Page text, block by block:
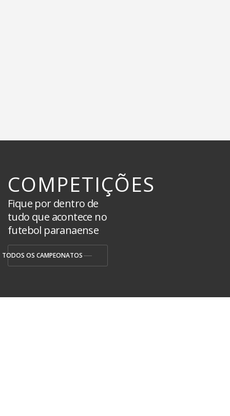
COMPETIÇÕES
Fique por dentro de
tudo que acontece no
futebol paranaense
TODOS OS CAMPEONATOS